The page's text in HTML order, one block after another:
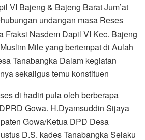
VI Bajeng & Bajeng Barat Jum’at
undangan masa Reses
Fraksi Nasdem Dapil VI Kec. Bajeng
Mile yang bertempat di Aulah
Tanabangka Dalam kegiatan
sekaligus temu konstituen
di hadiri pula oleh berberapa
Gowa. H.Dyamsuddin Sijaya
Gowa/Ketua DPD Desa
D.S. kades Tanabangka Selaku